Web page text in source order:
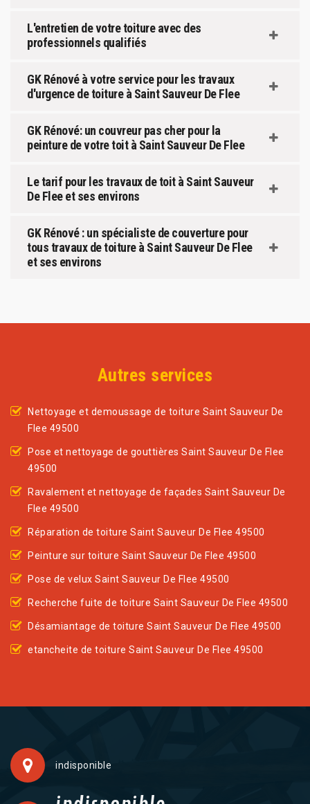
L'entretien de votre toiture avec des
professionnels qualifiés
GK Rénové à votre service pour les travaux
d'urgence de toiture à Saint Sauveur De Flee
GK Rénové: un couvreur pas cher pour la
peinture de votre toit à Saint Sauveur De Flee
Le tarif pour les travaux de toit à Saint Sauveur
De Flee et ses environs
GK Rénové : un spécialiste de couverture pour
tous travaux de toiture à Saint Sauveur De Flee
et ses environs
Autres services
Nettoyage et demoussage de toiture Saint Sauveur De
Flee 49500
Pose et nettoyage de gouttières Saint Sauveur De Flee
49500
Ravalement et nettoyage de façades Saint Sauveur De
Flee 49500
Réparation de toiture Saint Sauveur De Flee 49500
Peinture sur toiture Saint Sauveur De Flee 49500
Pose de velux Saint Sauveur De Flee 49500
Recherche fuite de toiture Saint Sauveur De Flee 49500
Désamiantage de toiture Saint Sauveur De Flee 49500
etancheite de toiture Saint Sauveur De Flee 49500
indisponible